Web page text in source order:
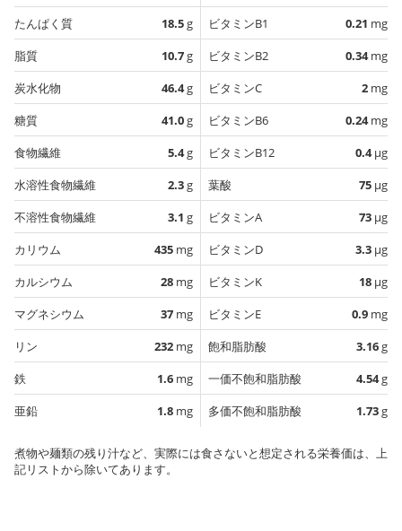
たんぱく質
18.5g
脂質
10.7g
炭水化物
46.4g
糖質
41.0g
食物繊維
5.4g
水溶性食物繊維
2.3g
不溶性食物繊維
3.1 g
カリウム
435 mg
カルシウム
28 mg
マグネシウム
37 mg
リン
232 mg
鉄
1.6 mg
亜鉛
1.8 mg
ビタミンB1
0.21 mg
ビタミンB2
0.34mg
ビタミンC
2 mg
ビタミンB6
0.24mg
ビタミンB12
0.4µg
葉酸
75 µg
ビタミンA
73 µg
ビタミンD
3.3 µg
ビタミンK
18 µg
ビタミンE
0.9 mg
飽和脂肪酸
3.16g
一価不飽和脂肪酸
4.54g
多価不飽和脂肪酸
1.73g
煮物や麺類の残り汁など、実際には食さないと想定される栄養価は、上
記リストから除いてあります。